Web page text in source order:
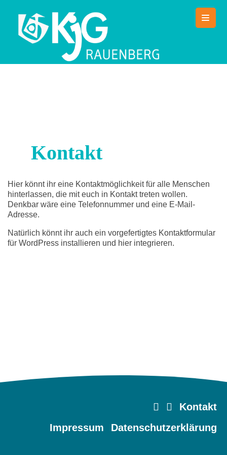
content
Kontakt
Hier könnt ihr eine Kontaktmöglichkeit für alle Menschen
hinterlassen, die mit euch in Kontakt treten wollen.
Denkbar wäre eine Telefonnummer und eine E-Mail-
Adresse.
Natürlich könnt ihr auch ein vorgefertigtes Kontaktformular
für WordPress installieren und hier integrieren.
Kontakt
Impressum
Datenschutzerklärung